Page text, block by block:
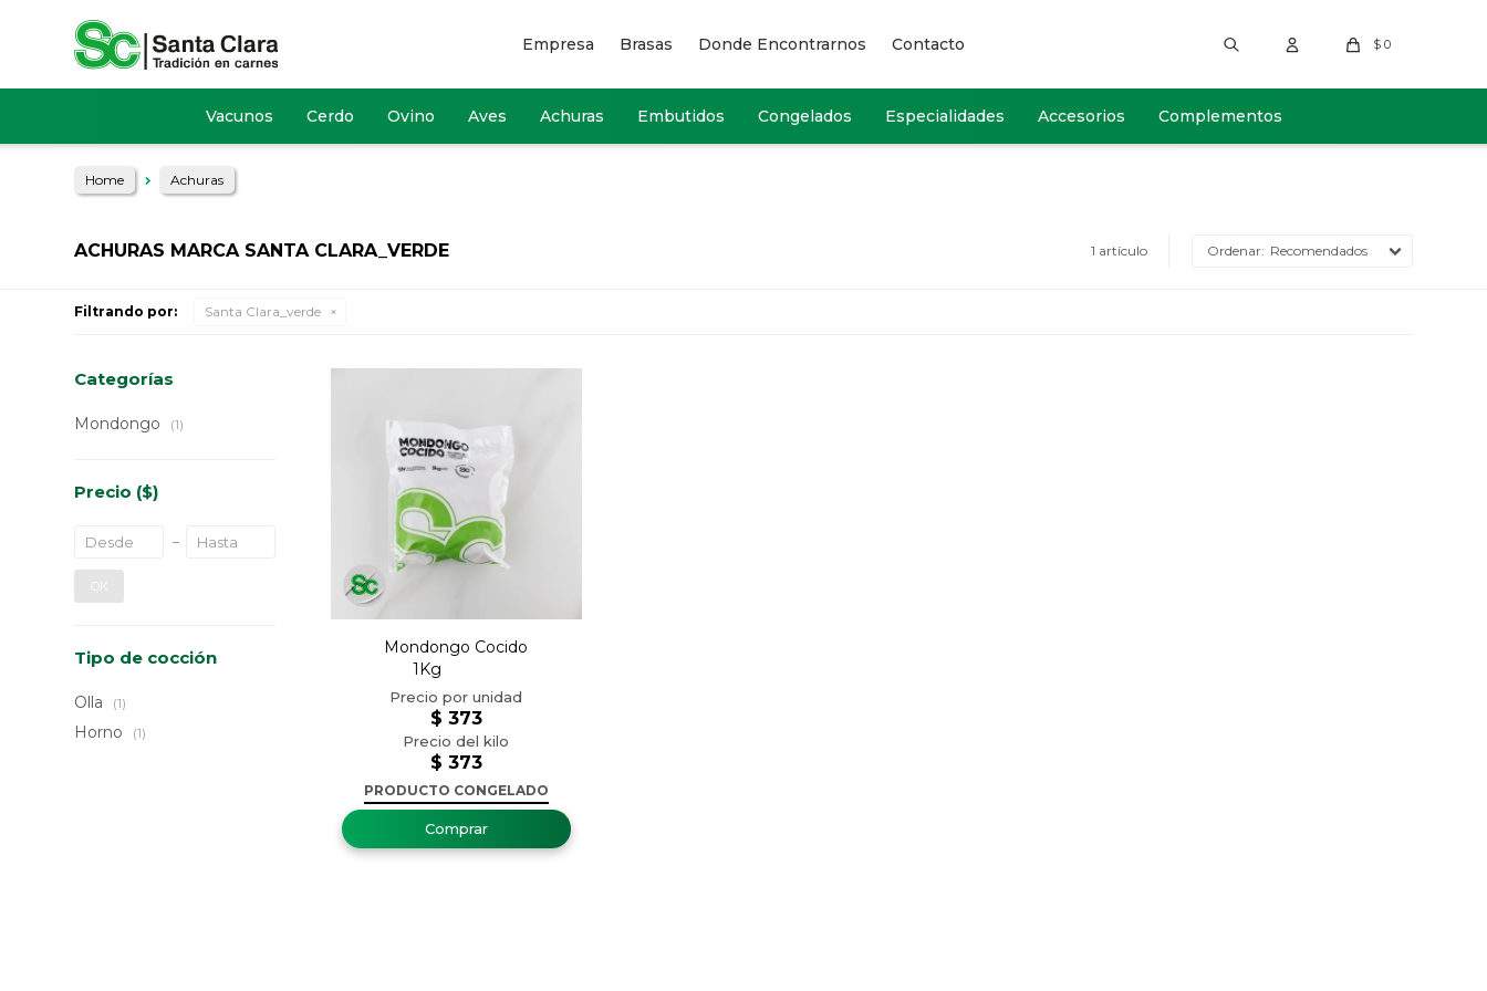
Vacunos Cerdo Ovino Aves Achuras Embutidos Congelados Especialidades Accesorios Complementos
$ 0
Empresa Brasas Donde Encontrarnos Contacto
Home Achuras
ACHURAS MARCA SANTA CLARA_VERDE 1 artículo Recomendados
Filtrando por: Santa Clara_verde
Mondongo Cocido
1Kg
$ 373
$ 373
PRODUCTO CONGELADO
Categorías
Mondongo (1)
Precio ($)
OK
Tipo de cocción
Olla (1)
Horno (1)